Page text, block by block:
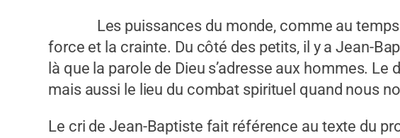
Les puissances du monde, comme au temps
force et la crainte. Du côté des petits, il y a Jean-
là que la parole de Dieu s’adresse aux hommes.
mais aussi le lieu du combat spirituel quand nous
Le cri de Jean-Baptiste fait référence au texte du